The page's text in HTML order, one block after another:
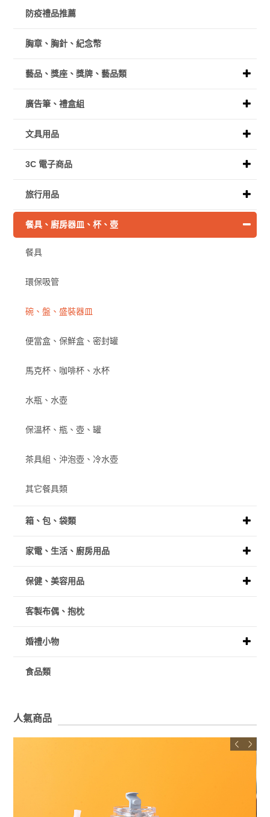
防疫禮品推薦
胸章、胸針、紀念幣
藝品、獎座、獎牌、藝品類
廣告筆、禮盒組
文具用品
3C 電子商品
旅行用品
餐具、廚房器皿、杯、壺
餐具
環保吸管
碗、盤、盛裝器皿
便當盒、保鮮盒、密封罐
馬克杯、咖啡杯、水杯
水瓶、水壺
保溫杯、瓶、壺、罐
茶具組、沖泡壺、冷水壺
其它餐具類
箱、包、袋類
家電、生活、廚房用品
保健、美容用品
客製布偶、抱枕
婚禮小物
食品類
人氣商品